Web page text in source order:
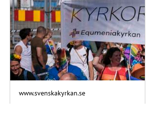
www.svenskakyrkan.se